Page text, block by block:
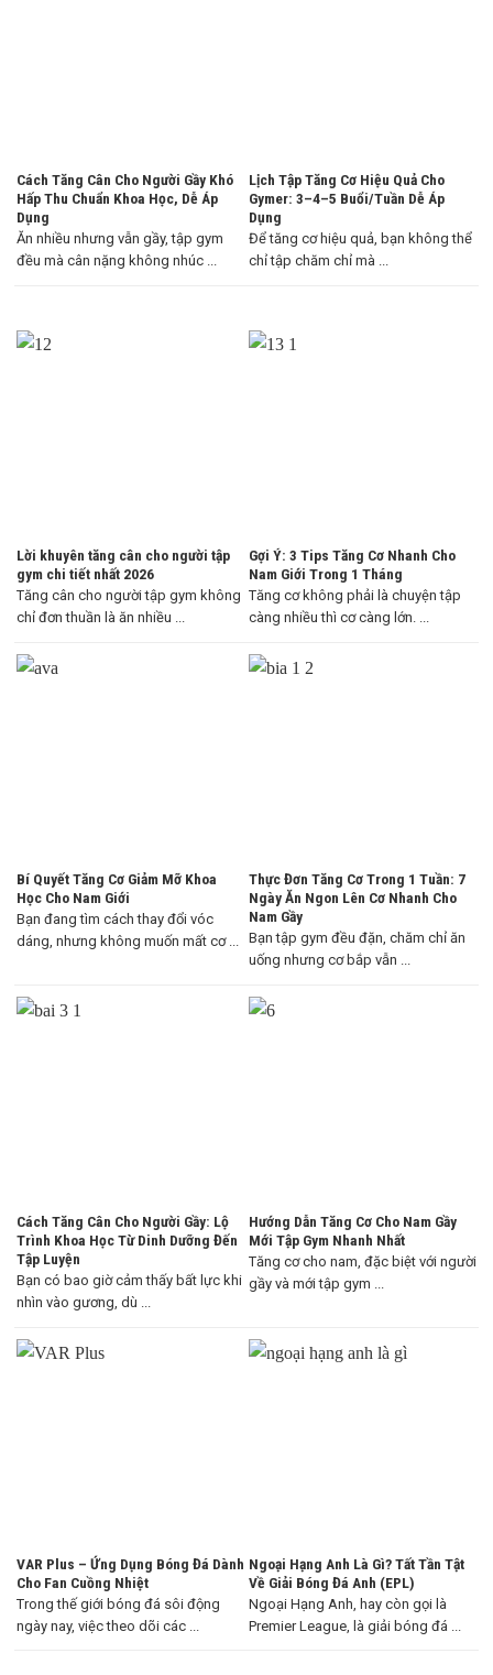
Cách Tăng Cân Cho Người Gầy Khó
Hấp Thu Chuẩn Khoa Học, Dễ Áp
Dụng
Ăn nhiều nhưng vẫn gầy, tập gym
đều mà cân nặng không nhúc ...
Lịch Tập Tăng Cơ Hiệu Quả Cho
Gymer: 3–4–5 Buổi/Tuần Dễ Áp
Dụng
Để tăng cơ hiệu quả, bạn không thể
chỉ tập chăm chỉ mà ...
Lời khuyên tăng cân cho người tập
gym chi tiết nhất 2026
Tăng cân cho người tập gym không
chỉ đơn thuần là ăn nhiều ...
Gợi Ý: 3 Tips Tăng Cơ Nhanh Cho
Nam Giới Trong 1 Tháng
Tăng cơ không phải là chuyện tập
càng nhiều thì cơ càng lớn. ...
Bí Quyết Tăng Cơ Giảm Mỡ Khoa
Học Cho Nam Giới
Bạn đang tìm cách thay đổi vóc
dáng, nhưng không muốn mất cơ ...
Thực Đơn Tăng Cơ Trong 1 Tuần: 7
Ngày Ăn Ngon Lên Cơ Nhanh Cho
Nam Gầy
Bạn tập gym đều đặn, chăm chỉ ăn
uống nhưng cơ bắp vẫn ...
Cách Tăng Cân Cho Người Gầy: Lộ
Trình Khoa Học Từ Dinh Dưỡng Đến
Tập Luyện
Bạn có bao giờ cảm thấy bất lực khi
nhìn vào gương, dù ...
Hướng Dẫn Tăng Cơ Cho Nam Gầy
Mới Tập Gym Nhanh Nhất
Tăng cơ cho nam, đặc biệt với người
gầy và mới tập gym ...
VAR Plus – Ứng Dụng Bóng Đá Dành
Cho Fan Cuồng Nhiệt
Trong thế giới bóng đá sôi động
ngày nay, việc theo dõi các ...
Ngoại Hạng Anh Là Gì? Tất Tần Tật
Về Giải Bóng Đá Anh (EPL)
Ngoại Hạng Anh, hay còn gọi là
Premier League, là giải bóng đá ...